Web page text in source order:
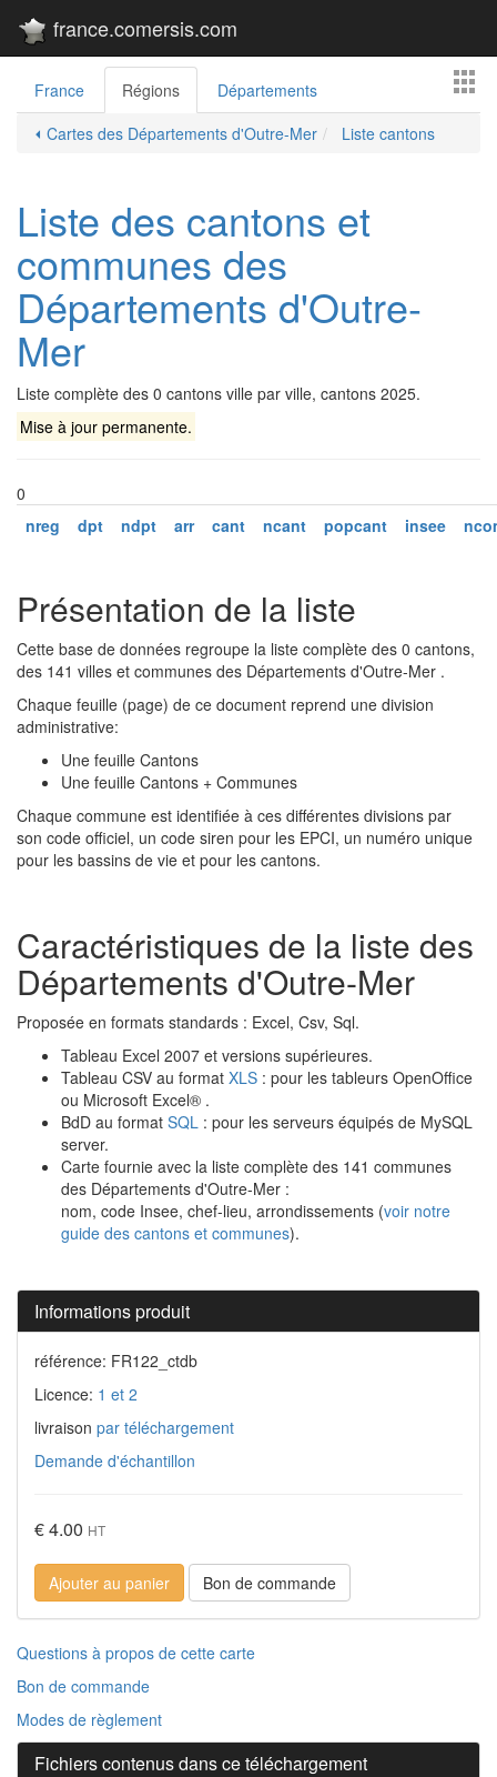
france.comersis.com
France Régions
Départements
⏴ Cartes des Départements d'Outre-Mer
Liste cantons
Liste des cantons et
communes des
Départements d'Outre-
Mer
Liste complète des 0 cantons ville par ville, cantons 2025.
Mise à jour permanente.
0
nreg
dpt ndpt arr cant ncant popcant insee
Présentation de la liste
Cette base de données regroupe la liste complète des 0 cantons,
des 141 villes et communes des Départements d'Outre-Mer .
Chaque feuille (page) de ce document reprend une division
administrative:
Une feuille Cantons
Une feuille Cantons + Communes
Chaque commune est identifiée à ces différentes divisions par
son code officiel, un code siren pour les EPCI, un numéro unique
pour les bassins de vie et pour les cantons.
Caractéristiques de la liste des
Départements d'Outre-Mer
Proposée en formats standards : Excel, Csv, Sql.
Tableau Excel 2007 et versions supérieures.
Tableau CSV au format XLS : pour les tableurs OpenOffice
ou Microsoft Excel® .
BdD au format SQL : pour les serveurs équipés de MySQL
server.
Carte fournie avec la liste complète des 141 communes
des Départements d'Outre-Mer :
nom, code Insee, chef-lieu, arrondissements (voir notre
guide des cantons et communes).
Informations produit
référence: FR122_ctdb
Licence: 1 et 2
livraison par téléchargement
Demande d'échantillon
€ 4.00 HT
Ajouter au panier Bon de commande
Questions à propos de cette carte
Bon de commande
Modes de règlement
Fichiers contenus dans ce téléchargement